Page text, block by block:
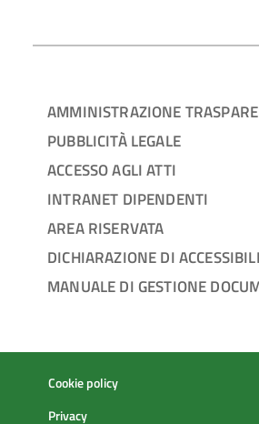
AMMINISTRAZIONE
PUBBLICITÀ LEGALE
ACCESSO AGLI ATTI
INTRANET DIPENDENTI
AREA RISERVATA
DICHIARAZIONE DI
MANUALE DI GESTIONE
Cookie policy
Privacy